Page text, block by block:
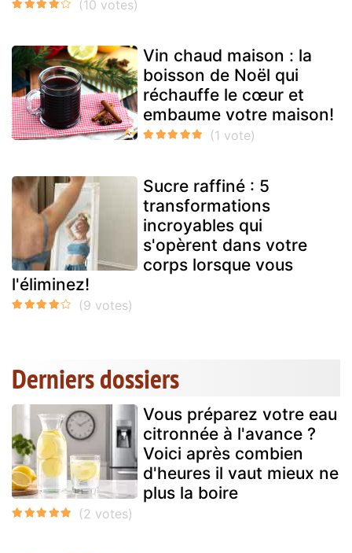
Vin chaud maison : la
boisson de Noël qui
réchauffe le cœur et
embaume votre maison!
Sucre raffiné : 5
transformations
incroyables qui
s'opèrent dans votre
corps lorsque vous
l'éliminez!
Derniers dossiers
Vous préparez votre eau
citronnée à l'avance ?
Voici après combien
d'heures il vaut mieux ne
plus la boire